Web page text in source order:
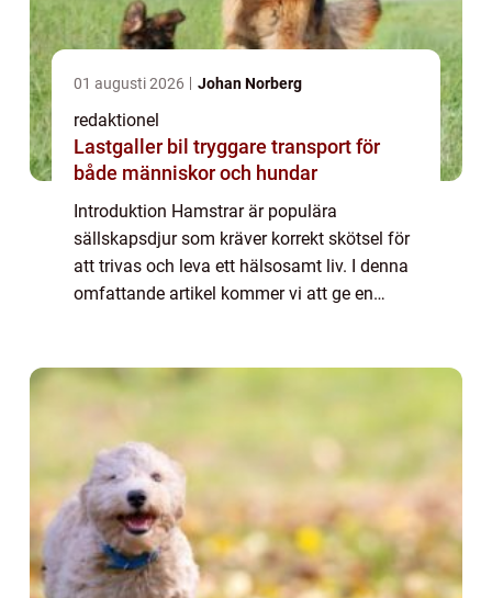
01 augusti 2026 Johan Norberg
redaktionel
Lastgaller bil tryggare transport för
både människor och hundar
Introduktion Hamstrar är populära
sällskapsdjur som kräver korrekt skötsel för
att trivas och leva ett hälsosamt liv. I denna
omfattande artikel kommer vi att ge en
skö...